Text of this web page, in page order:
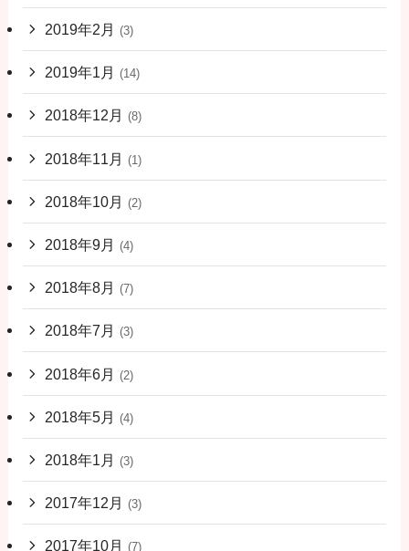
2019年2月 (3)
2019年1月 (14)
2018年12月 (8)
2018年11月 (1)
2018年10月 (2)
2018年9月 (4)
2018年8月 (7)
2018年7月 (3)
2018年6月 (2)
2018年5月 (4)
2018年1月 (3)
2017年12月 (3)
2017年10月 (7)